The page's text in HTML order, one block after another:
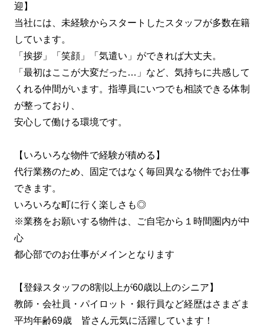
迎】
当社には、未経験からスタートしたスタッフが多数在籍
しています。
「挨拶」「笑顔」「気遣い」ができれば大丈夫。
「最初はここが大変だった…」など、気持ちに共感して
くれる仲間がいます。指導員にいつでも相談できる体制
が整っており、
安心して働ける環境です。
【いろいろな物件で経験が積める】
代行業務のため、固定ではなく毎回異なる物件でお仕事
できます。
いろいろな町に行く楽しさも◎
※業務をお願いする物件は、ご自宅から１時間圏内が中
心
都心部でのお仕事がメインとなります
【登録スタッフの8割以上が60歳以上のシニア】
教師・会社員・パイロット・銀行員など経歴はさまざま
平均年齢69歳 皆さん元気に活躍しています！